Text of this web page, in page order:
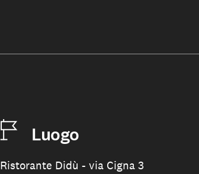
Luogo
Ristorante Didù - via Cigna 3